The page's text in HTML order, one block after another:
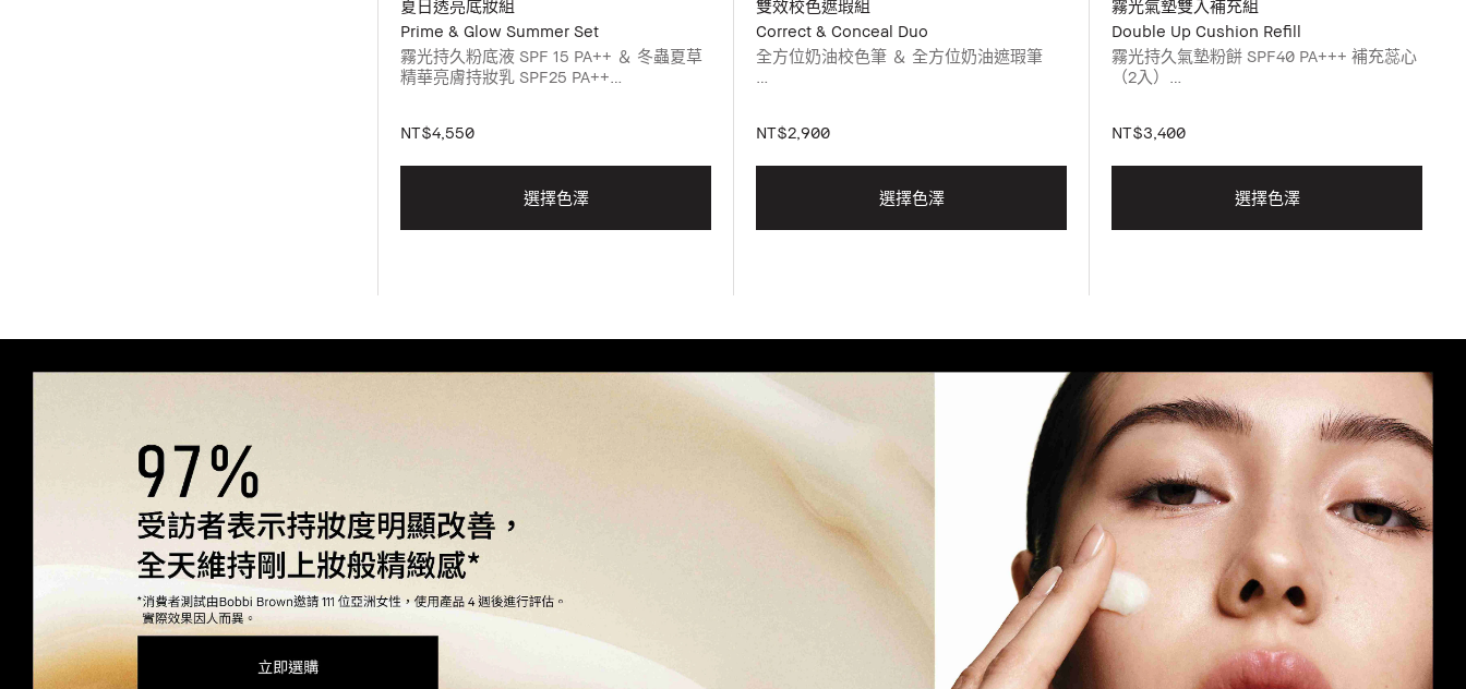
夏日透亮底妝組
Prime & Glow Summer Set
霧光持久粉底液 SPF 15 PA++ ＆ 冬蟲夏草
精華亮膚持妝乳 SPF25 PA++
亮膚持妝乳色號，並加入購物車。請於下方
NT$4,550
選擇色澤
雙效校色遮瑕組
Correct & Conceal Duo
全方位奶油校色筆 ＆ 全方位奶油遮瑕筆
色號。
NT$2,900
選擇色澤
霧光氣墊雙入補充組
Double Up Cushion Refill
霧光持久氣墊粉餅 SPF40 PA+++ 補充蕊心
（2入）
號，並加入購物車。請於下方挑選色號。
NT$3,400
選擇色澤